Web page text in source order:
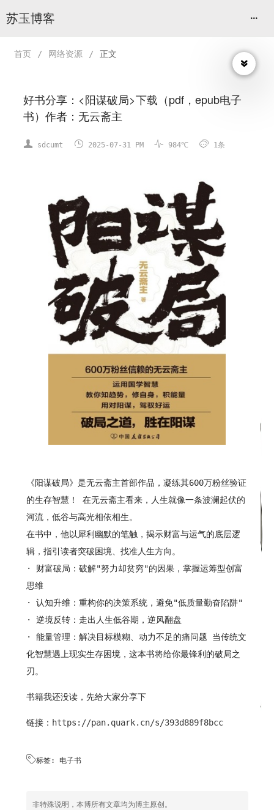
苏玉博客
首页 / 网络资源 / 正文
好书分享：<阳谋破局>下载（pdf，epub电子
书）作者：无云斋主
 sdcumt  2025-07-31 PM  984℃  1条
《阳谋破局》是无云斋主首部作品，凝练其600万粉丝验证
的生存智慧！ 在无云斋主看来，人生就像一条波澜起伏的
河流，低谷与高光相依相生。
在书中，他以犀利幽默的笔触，揭示财富与运气的底层逻
辑，指引读者突破困境、找准人生方向。
· 财富破局：破解"努力却贫穷"的因果，掌握运筹型创富
思维
· 认知升维：重构你的决策系统，避免"低质量勤奋陷阱"
· 逆境反转：走出人生低谷期，逆风翻盘
· 能量管理：解决目标模糊、动力不足的痛问题 当传统文
化智慧遇上现实生存困境，这本书将给你最锋利的破局之
刃。
书籍我还没读，先给大家分享下
链接： https://pan.quark.cn/s/393d889f8bcc
标签: 电子书
非特殊说明，本博所有文章均为博主原创。